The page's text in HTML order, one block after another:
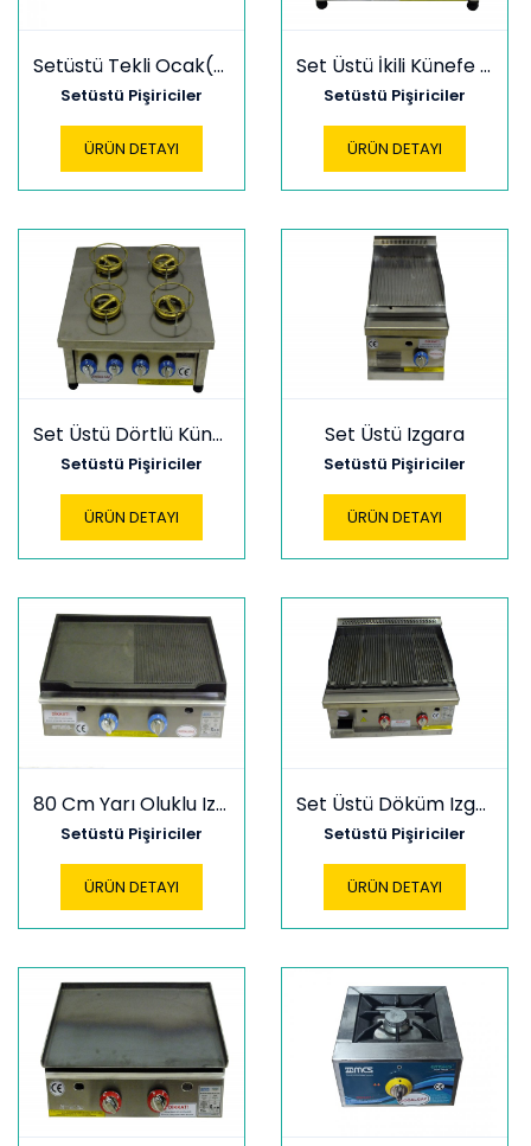
Setüstü Tekli Ocak(Pleyt)
Setüstü Pişiriciler
ÜRÜN DETAYI
Set Üstü İkili Künefe Ocağı
Setüstü Pişiriciler
ÜRÜN DETAYI
Set Üstü Dörtlü Künefe Ocağı
Setüstü Pişiriciler
ÜRÜN DETAYI
Set Üstü Izgara
Setüstü Pişiriciler
ÜRÜN DETAYI
80 Cm Yarı Oluklu Izgara
Setüstü Pişiriciler
ÜRÜN DETAYI
Set Üstü Döküm Izgara
Setüstü Pişiriciler
ÜRÜN DETAYI